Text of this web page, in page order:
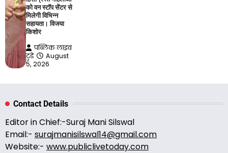
को वन स्टॉप सेंटर से
मिलेगी विभिन्न
सहायता। विजया
किशोर
पब्लिक लाइव
टुडे
August
5, 2026
Contact Details
Editor in Chief:-Suraj Mani Silswal
Email:- surajmanisilswal14@gmail.com
Website:- www.publiclivetoday.com